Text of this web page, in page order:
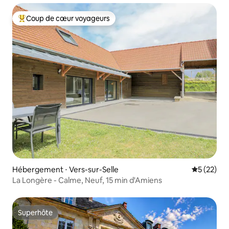
Coups de cœur voyageurs les plus appréciés
Coup de cœur voyageurs
Hébergement ⋅ Vers-sur-Selle
5 (22)
La Longère - Calme, Neuf, 15 min d'Amiens
Superhôte
Superhôte